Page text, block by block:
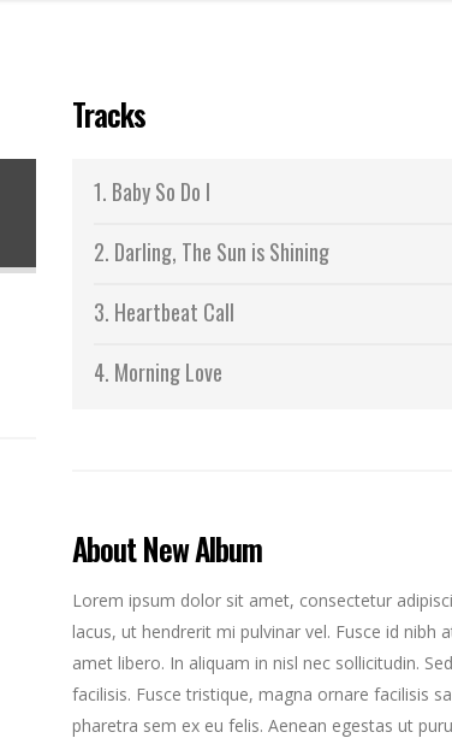
Tracks
1. Baby So Do I
2. Darling, The Sun is Shining
3. Heartbeat Call
4. Morning Love
About New Album
Lorem ipsum dolor sit amet, consectetur
lacus, ut hendrerit mi pulvinar vel. Fusce id nibh
amet libero. In aliquam in nisl nec sollicitudin.
facilisis. Fusce tristique, magna ornare facilisis
pharetra sem ex eu felis. Aenean egestas ut